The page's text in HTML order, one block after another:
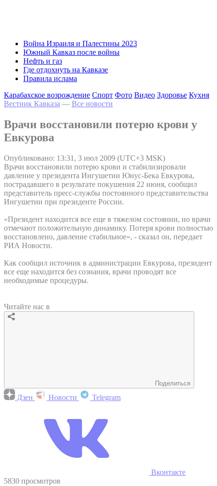
Война Израиля и Палестины 2023
Южный Кавказ после войны
Нефть и газ
Где отдохнуть на Кавказе
Правила ислама
Карабахское возрождение Спорт Фото Видео Здоровье Кухня
Вестник Кавказа — Все новости
Врачи восстановили потерю крови у
Евкурова
Опубликовано: 13:31, 3 июл 2009 (UTC+3 MSK)
Врачи восстановили потерю крови и стабилизировали
давление у президента Ингушетии Юнус-Бека Евкурова,
пострадавшего в результате покушения 22 июня, сообщил
представитель пресс-службы постоянного представительства
Ингушетии при президенте России.
«Президент находится все еще в тяжелом состоянии, но врачи
отмечают положительную динамику. Потеря крови полностью
восстановлено, давление стабильное», - сказал он, передает
РИА Новости.
Как сообщил источник в администрации Евкурова, президент
все еще находится без сознания, врачи проводят все
необходимые процедуры.
Читайте нас в
Поделиться
Дзен Новости Telegram
Вконтакте
5830 просмотров